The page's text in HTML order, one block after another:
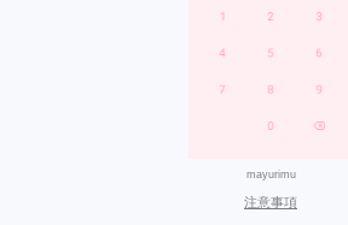
mayurimu
注意事項